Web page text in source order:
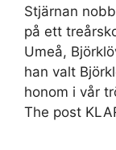
Stjärnan
på ett
Umeå,
han valt
honom i vår
The post